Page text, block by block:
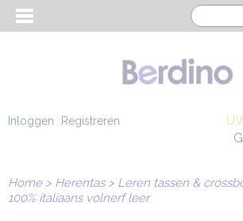
Inloggen Registreren
Home> Herentas> Leren tassen &
100% italiaans volnerf leer